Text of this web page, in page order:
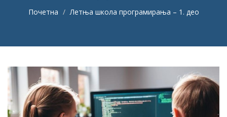
Почетна Летња школа програмирања – 1. део